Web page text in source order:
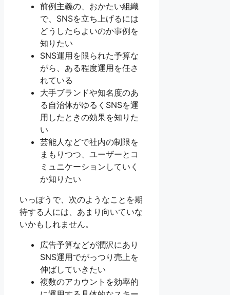
前例主義の、おかたい組織
で、SNSを立ち上げるには
どうしたらよいのか事例を
知りたい
SNS運用を限られた予算な
がら、ある程度運用を任さ
れている
大手ブランドや知名度のあ
る自治体がゆるくSNSを運
用したときの効果を知りた
い
芸能人などで社内の制限を
まもりつつ、ユーザーとコ
ミュニケーションしていく
か知りたい
いっぽうで、次のようなことを期
待する人には、あまり向いていな
いかもしれません。
広告予算などが潤沢にあり
SNS運用でがっつり売上を
伸ばしていきたい
複数のアカウントを効率的